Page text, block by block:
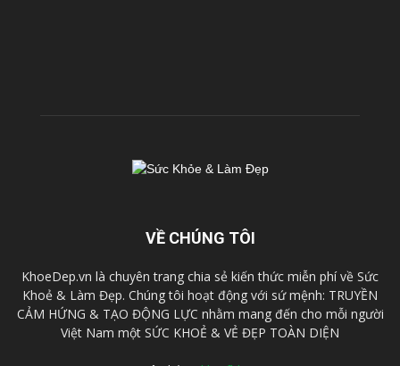
VỀ CHÚNG TÔI
KhoeDep.vn là chuyên trang chia sẻ kiến thức miễn phí về Sức
Khoẻ & Làm Đẹp. Chúng tôi hoạt động với sứ mệnh: TRUYỀN
CẢM HỨNG & TẠO ĐỘNG LỰC nhằm mang đến cho mỗi người
Việt Nam một SỨC KHOẺ & VẺ ĐẸP TOÀN DIỆN